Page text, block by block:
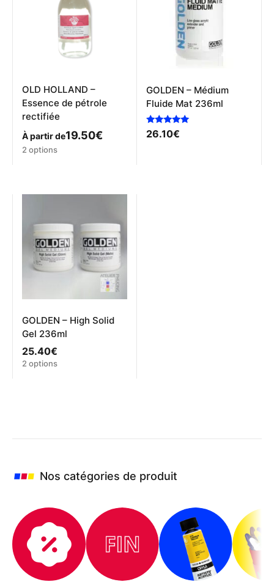
peuvent
choisies
produit
choisies
OLD HOLLAND –
Essence de pétrole
rectifiée
À partir de19.50€
Ce
variations.
options
peuvent
être
choisies
sur
produit
2 options
GOLDEN – Médium
Fluide Mat 236ml
Note
5.00
26.10€
GOLDEN – High Solid
Gel 236ml
25.40€
Ce
options
choisies
page
du
produit
2 options
Nos catégories de produit